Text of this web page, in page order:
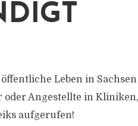
Leben in
oder Angestellte in
aufgerufen!